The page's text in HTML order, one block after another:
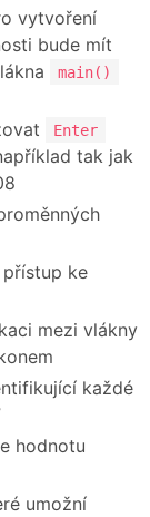
vytvoření
bude mít
main()
Enter
tak jak
ke
mezi vlákny
každé
hodnotu
umožní